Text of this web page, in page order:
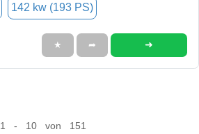
142 kw (193 PS)
★ ➦ ➜
1 - 10 von 151